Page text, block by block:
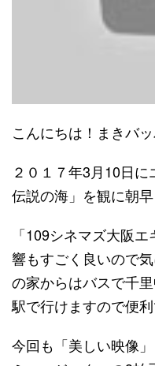
こんにちは！まきバッ
２０１７年3月10日
伝説の海」を観に朝
「109シネマズ大阪
響もすごく良いので
の家からはバスで千
駅で行けますので便利
今回も「美しい映像